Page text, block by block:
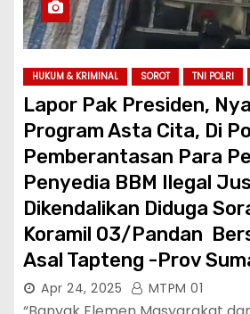
HUKUM & KRIMINAL SOROT TNI POLRI
Lapor Pak Presiden,
Program Asta Cita, Di
Pemberantasan Para
Penyedia BBM Ilegal
Dikendalikan Diduga
Koramil 03/Pandan
Asal Tapteng -Prov
Apr 24, 2025 MTPM 01